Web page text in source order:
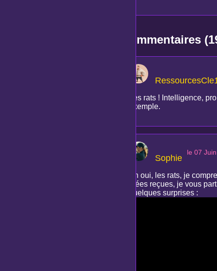
Commentaires
Les rats ! Intelligence,
exemple.
Sophie
le 07
Ah oui, les rats, je
idées reçues, je vous
quelques surprises :